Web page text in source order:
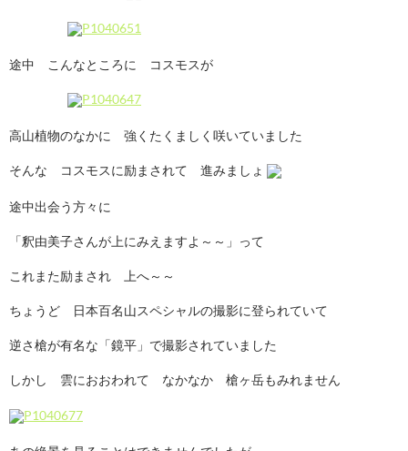
途中 こんなところに コスモスが
高山植物のなかに 強くたくましく咲いていました
そんな コスモスに励まされて 進みましょ
途中出会う方々に
「釈由美子さんが上にみえますよ～～」って
これまた励まされ 上へ～～
ちょうど 日本百名山スペシャルの撮影に登られていて
逆さ槍が有名な「鏡平」で撮影されていました
しかし 雲におおわれて なかなか 槍ヶ岳もみれません